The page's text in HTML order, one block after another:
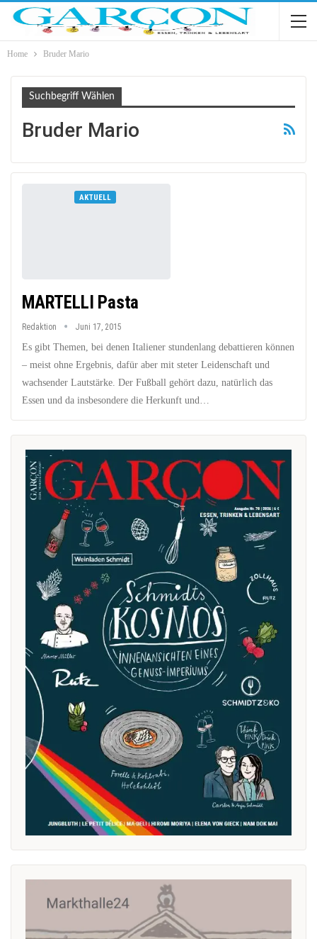
Home Bruder Mario
Suchbegriff Wählen
Bruder Mario
AKTUELL
MARTELLI Pasta
Redaktion Juni 17, 2015
Es gibt Themen, bei denen Italiener stundenlang debattieren können
– meist ohne Ergebnis, dafür aber mit steter Leidenschaft und
wachsender Lautstärke. Der Fußball gehört dazu, natürlich das
Essen und da insbesondere die Herkunft und…